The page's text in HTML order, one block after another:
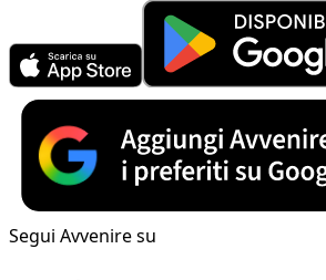
Segui Avvenire su